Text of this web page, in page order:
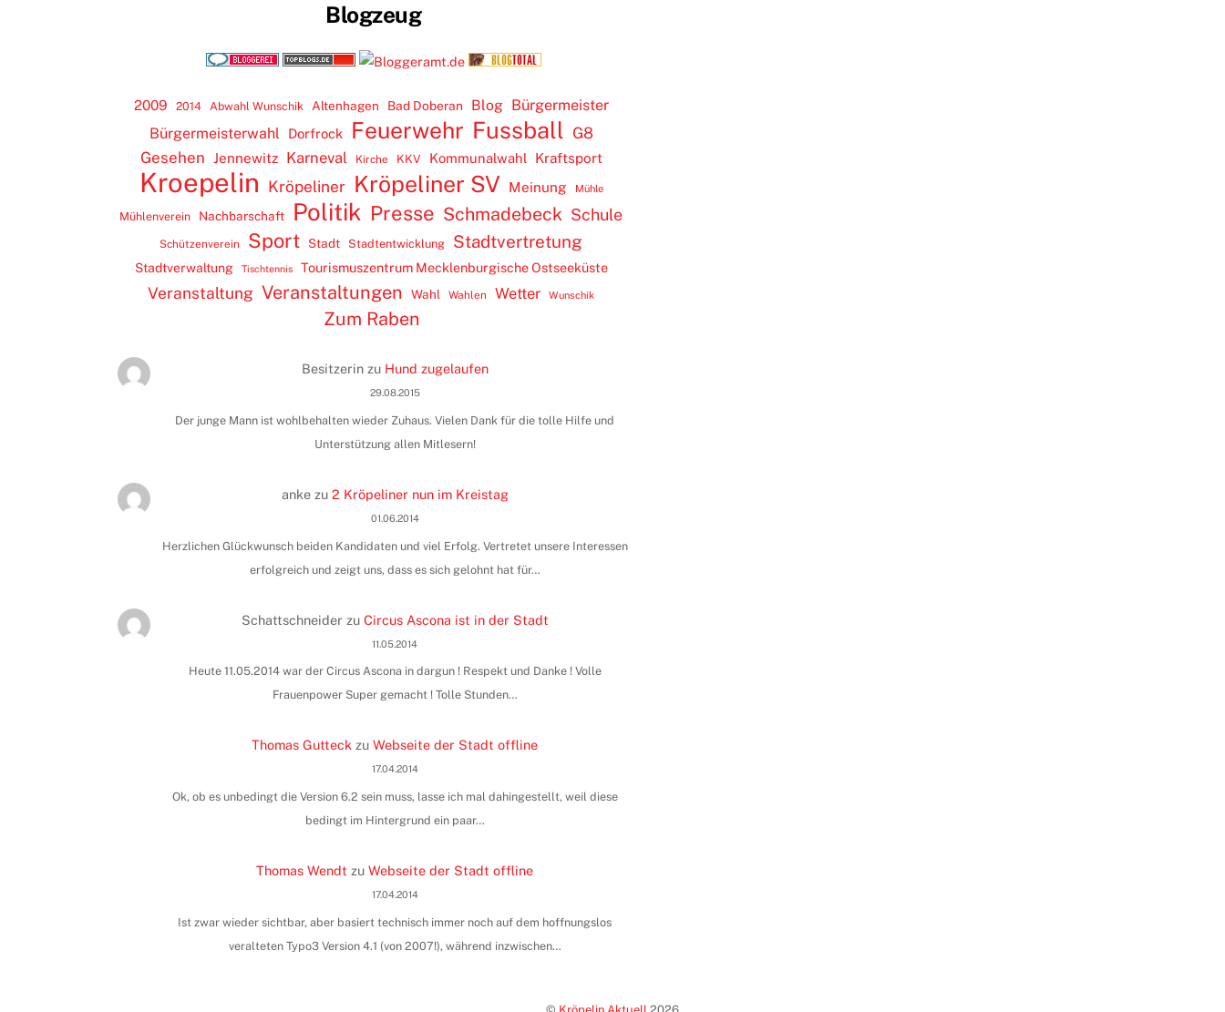
Blogzeug
2009 2014 Abwahl Wunschik Altenhagen Bad Doberan Blog Bürgermeister
Bürgermeisterwahl
Dorfrock Feuerwehr Fussball G8
Gesehen Jennewitz Karneval Kirche KKV Kommunalwahl Kraftsport
Kroepelin Kröpeliner Kröpeliner SV Meinung Mühle
Mühlenverein Nachbarschaft Politik Presse Schmadebeck Schule
Schützenverein Sport Stadt Stadtentwicklung Stadtvertretung
Stadtverwaltung Tischtennis Tourismuszentrum Mecklenburgische Ostseeküste
Veranstaltung Veranstaltungen Wahl Wahlen Wetter Wunschik
Zum Raben
Besitzerinzu Hund zugelaufen
29.08.2015
Der junge Mann ist wohlbehalten wieder Zuhaus. Vielen Dank für die tolle Hilfe und
Unterstützung allen Mitlesern!
ankezu 2 Kröpeliner nun im Kreistag
01.06.2014
Herzlichen Glückwunsch beiden Kandidaten und viel Erfolg. Vertretet unsere Interessen
erfolgreich und zeigt uns, dass es sich gelohnt hat für…
Schattschneider zu Circus Ascona ist in der Stadt
11.05.2014
Heute 11.05.2014 war der Circus Ascona in dargun ! Respekt und Danke ! Volle
Frauenpower Super gemacht ! Tolle Stunden…
Thomas Gutteck zuWebseite der Stadt offline
17.04.2014
Ok, ob es unbedingt die Version 6.2 sein muss, lasse ich mal dahingestellt, weil diese
bedingt im Hintergrund ein paar…
Thomas Wendt zuWebseite der Stadt offline
17.04.2014
Ist zwar wieder sichtbar, aber basiert technisch immer noch auf dem hoffnungslos
veralteten Typo3 Version 4.1 (von 2007!), während inzwischen…